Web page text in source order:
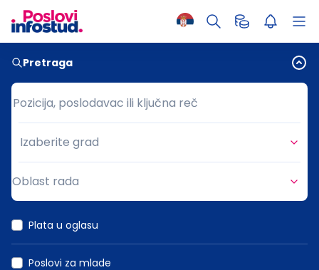
Pretraga
Pozicija, poslodavac ili ključna reč
Pozicija, poslodavac ili ključna reč
Grad
Izaberite grad
Oblast rada
Plata u oglasu
Poslovi za mlade